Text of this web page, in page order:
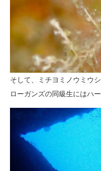
そして、ミチヨミノウミウシ
ローガンズの同級生にはハ